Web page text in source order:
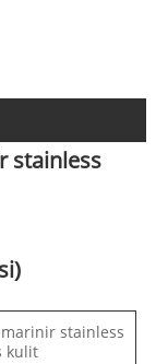
stainless
stainless
kulit